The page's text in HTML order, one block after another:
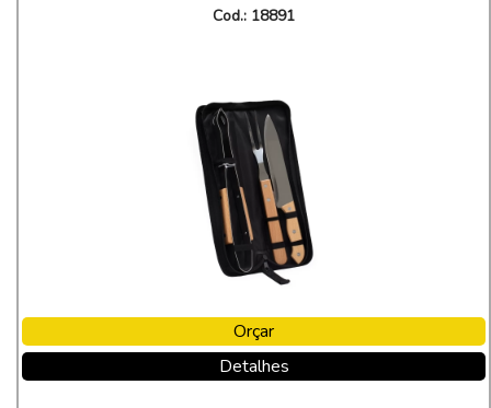
Cod.: 18891
Orçar
Detalhes